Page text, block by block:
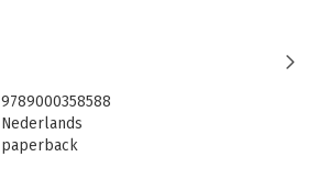
9789000358588
Nederlands
paperback